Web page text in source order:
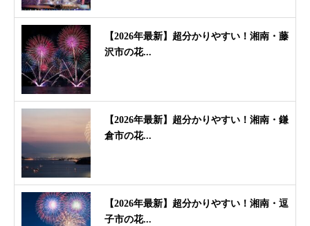
【2026年最新】超分かりやすい！湘南・藤
沢市の花...
【2026年最新】超分かりやすい！湘南・鎌
倉市の花...
【2026年最新】超分かりやすい！湘南・逗
子市の花...